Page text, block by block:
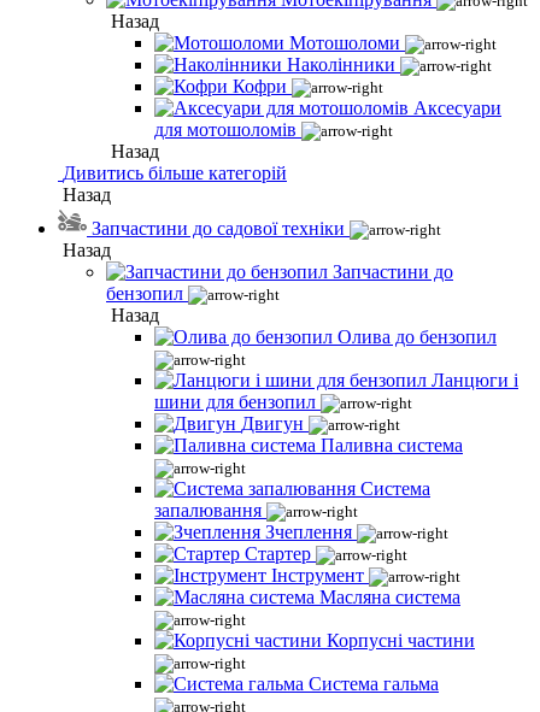
Назад
Мотошоломи
Наколінники
Кофри
Аксесуари
для мотошоломів
Назад
Дивитись більше категорій
Назад
Запчастини до садової техніки
Назад
Запчастини до
бензопил
Назад
Олива до бензопил
Ланцюги і
шини для бензопил
Двигун
Паливна система
Система
запалювання
Зчеплення
Стартер
Інструмент
Масляна система
Корпусні частини
Система гальма